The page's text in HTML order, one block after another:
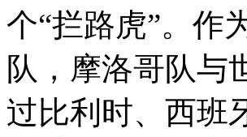
个“拦路虎”。作
队，摩洛哥队与
过比利时、西班